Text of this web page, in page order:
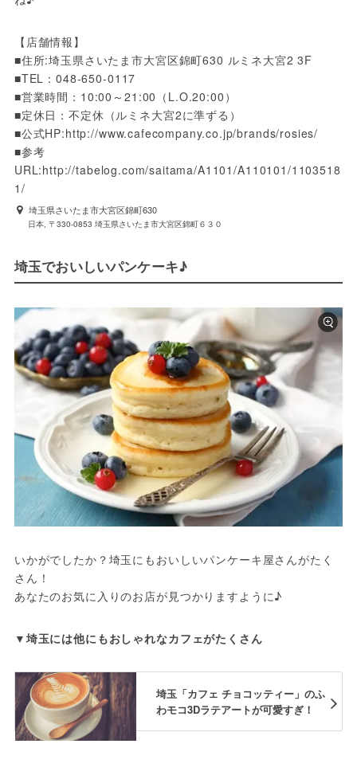
【店舗情報】
■住所:埼玉県さいたま市大宮区錦町630 ルミネ大宮2 3F
■TEL：048-650-0117
■営業時間：10:00～21:00（L.O.20:00）
■定休日：不定休（ルミネ大宮2に準ずる）
■公式HP:http://www.cafecompany.co.jp/brands/rosies/
■参考
URL:http://tabelog.com/saitama/A1101/A110101/1103518
1/
埼玉県さいたま市大宮区錦町630
日本, 〒330-0853 埼玉県さいたま市大宮区錦町６３０
埼玉でおいしいパンケーキ♪
いかがでしたか？埼玉にもおいしいパンケーキ屋さんがたく
さん！
あなたのお気に入りのお店が見つかりますように♪
▼埼玉には他にもおしゃれなカフェがたくさん
埼玉「カフェ チョコッティー」のふ
わモコ3Dラテアートが可愛すぎ！